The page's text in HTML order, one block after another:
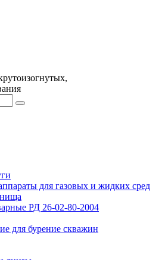
для газовых и жидких сред
РД 26-02-80-2004
для бурение скважин